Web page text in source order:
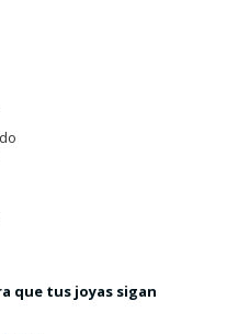
que tus joyas sigan